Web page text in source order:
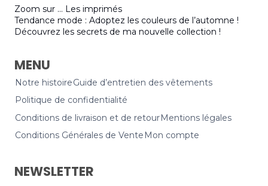
Zoom sur … Les imprimés
Tendance mode : Adoptez les couleurs de l’automne !
Découvrez les secrets de ma nouvelle collection !
MENU
Notre histoireGuide d’entretien des vêtements
Politique de confidentialité
Conditions de livraison et de retourMentions légales
Conditions Générales de Vente Mon compte
NEWSLETTER